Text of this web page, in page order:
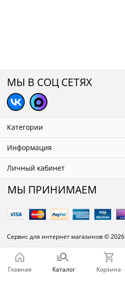
МЫ В СОЦ СЕТЯХ
Категории
Информация
Личный кабинет
МЫ ПРИНИМАЕМ
Сервис для интернет магазинов© 2026
Главная Каталог Корзина